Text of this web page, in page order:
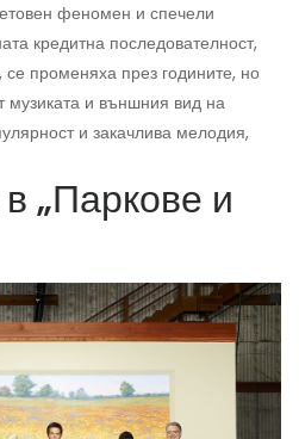
феномен и спечели
кредитна последователност,
се променяха през годините, но
музиката и външния вид на
и закачлива мелодия,
„Паркове и